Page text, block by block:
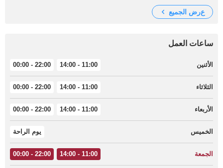
عرض الجميع
ساعات العمل
الأثنين 11:00 - 14:00
22:00 - 00:00
الثلاثاء 11:00 - 14:00
22:00 - 00:00
الأربعاء 11:00 - 14:00
22:00 - 00:00
الخميس يوم الراحة
الجمعة 11:00 - 14:00
22:00 - 00:00